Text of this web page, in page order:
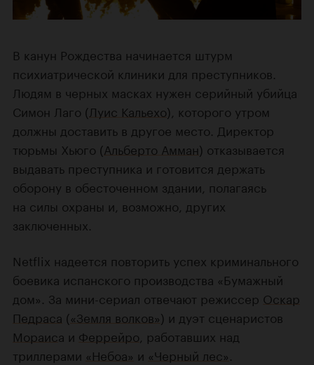
В канун Рождества начинается штурм
психиатрической клиники для преступников.
Людям в черных масках нужен серийный убийца
Симон Лаго (Луис Кальехо), которого утром
должны доставить в другое место. Директор
тюрьмы Хьюго (Альберто Амман) отказывается
выдавать преступника и готовится держать
оборону в обесточенном здании, полагаясь
на силы охраны и, возможно, других
заключенных.
Netflix надеется повторить успех криминального
боевика испанского производства «Бумажный
дом». За мини-сериал отвечают режиссер Оскар
Педраса («Земля волков») и дуэт сценаристов
Мораиса и Феррейро, работавших над
триллерами «Небоа» и «Черный лес».